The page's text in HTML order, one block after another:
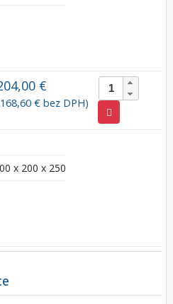
€
€ bez DPH)
x 200 x 250